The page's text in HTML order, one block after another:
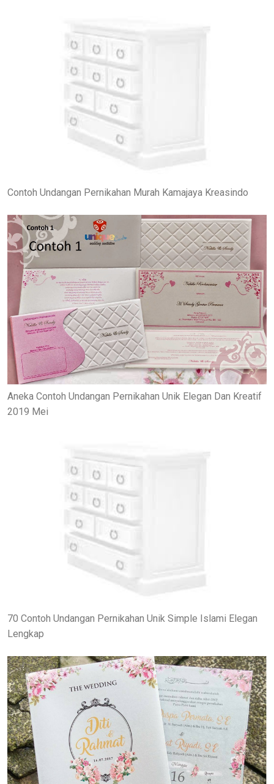
Contoh Undangan Pernikahan Murah Kamajaya Kreasindo
Aneka Contoh Undangan Pernikahan Unik Elegan Dan Kreatif
2019 Mei
70 Contoh Undangan Pernikahan Unik Simple Islami Elegan
Lengkap